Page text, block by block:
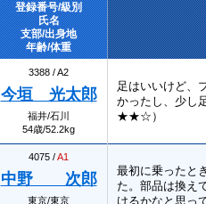
登録番号/級別
氏名
支部/出身地
年齢/体重
3388 / A2
今垣 光太郎
福井/石川
54歳/52.2kg
足はいいけど、
かったし、少し
★★☆）
4075 /A1
中野 次郎
東京/東京
最初に乗ったと
た。部品は換え
けるかなと思